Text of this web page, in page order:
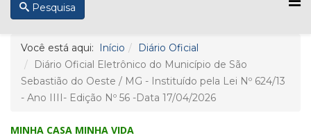
Pesquisa
Você está aqui: Início
Diário Oficial
Diário Oficial Eletrônico do Município de São
Sebastião do Oeste / MG - Instituído pela Lei Nº 624/13
- Ano IIII- Edição Nº 56 -Data 17/04/2026
MINHA CASA MINHA VIDA